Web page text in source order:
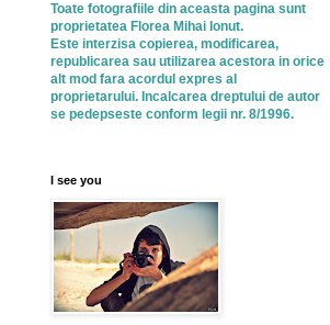
Toate fotografiile din aceasta pagina sunt
proprietatea Florea Mihai Ionut.
Este interzisa copierea, modificarea,
republicarea sau utilizarea acestora in orice
alt mod fara acordul expres al
proprietarului. Incalcarea dreptului de autor
se pedepseste conform legii nr. 8/1996.
I see you